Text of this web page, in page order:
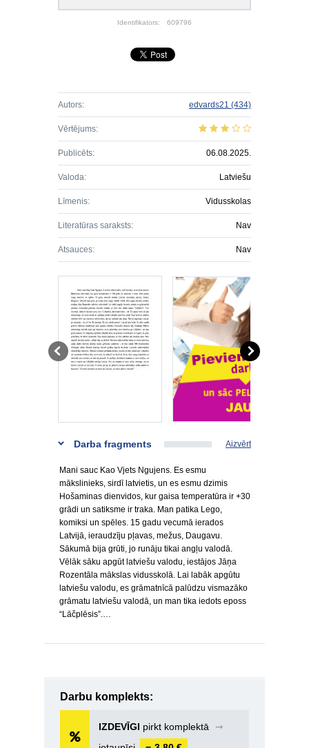
Identifikators: 609796
Autors: edvards21 (434)
Vērtējums:
Publicēts: 06.08.2025.
Valoda: Latviešu
Līmenis: Vidusskolas
Literatūras saraksts: Nav
Atsauces: Nav
Darba fragments Aizvērt
Mani sauc Kao Vjets Ngujens. Es esmu
mākslinieks, sirdī latvietis, un es esmu dzimis
Hošaminas dienvidos, kur gaisa temperatūra ir +30
grādi un satiksme ir traka. Man patika Lego,
komiksi un spēles. 15 gadu vecumā ierados
Latvijā, ieraudzīju pļavas, mežus, Daugavu.
Sākumā bija grūti, jo runāju tikai angļu valodā.
Vēlāk sāku apgūt latviešu valodu, iestājos Jāņa
Rozentāla mākslas vidusskolā. Lai labāk apgūtu
latviešu valodu, es grāmatnīcā palūdzu vismazāko
grāmatu latviešu valodā, un man tika iedots eposs
“Lāčplēsis”.…
Darbu komplekts:
IZDEVĪGI pirkt komplektā
➞